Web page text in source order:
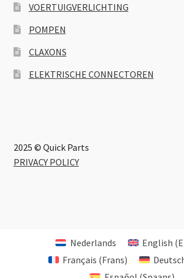
VOERTUIGVERLICHTING
POMPEN
CLAXONS
ELEKTRISCHE CONNECTOREN
2025 © Quick Parts
PRIVACY POLICY
Nederlands English (
Français (Frans)